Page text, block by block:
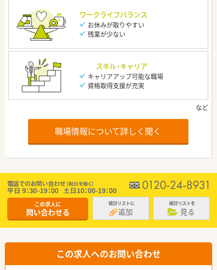
ワークライフバランス
お休みが取りやすい
残業が少ない
スキル・キャリア
キャリアアップ可能な職場
資格取得支援が充実
職場情報について詳しく聞く
この求人に
問い合わせる
検討リストに
追加
検討リストを
見る
この求人へのお問い合わせ